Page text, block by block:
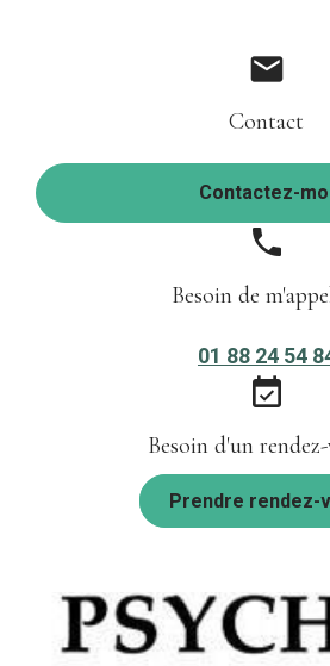
mail
Contact
Contactez-
phone
Besoin de
01 88 24 54
event_available
Besoin d'un
Prendre rendez-